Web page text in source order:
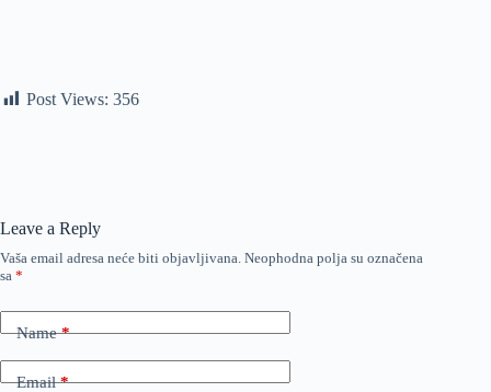
Post Views: 356
Leave a Reply
Vaša email adresa neće biti objavljivana. Neophodna polja su označena
sa *
Name*
Email*